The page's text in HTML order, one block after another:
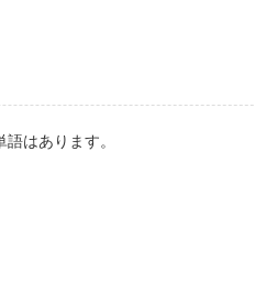
はあります。